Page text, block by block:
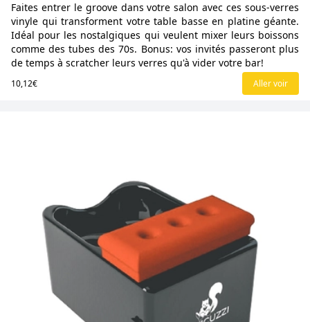
Faites entrer le groove dans votre salon avec ces sous-verres
vinyle qui transforment votre table basse en platine géante.
Idéal pour les nostalgiques qui veulent mixer leurs boissons
comme des tubes des 70s. Bonus: vos invités passeront plus
de temps à scratcher leurs verres qu'à vider votre bar!
10,12€ Aller voir